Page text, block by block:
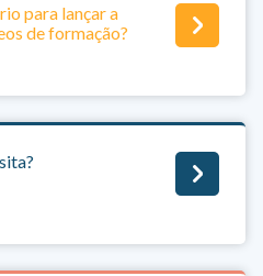
para lançar a
de formação?